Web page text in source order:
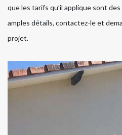
que les tarifs qu’il applique sont
amples détails, contactez-le et
projet.